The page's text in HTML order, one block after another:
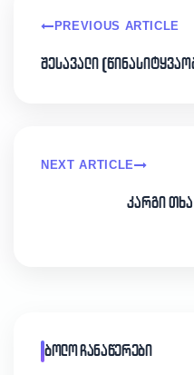
PREVIOUS ARTICLE
შესავალი
NEXT ARTICLE
კარგი
ბოლო ჩანაწერები